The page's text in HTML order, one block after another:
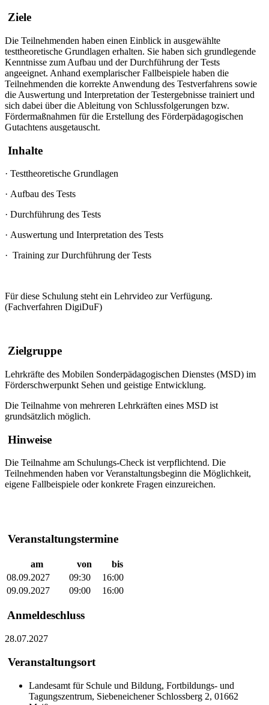
Ziele
Die Teilnehmenden haben einen Einblick in ausgewählte
testtheoretische Grundlagen erhalten. Sie haben sich grundlegende
Kenntnisse zum Aufbau und der Durchführung der Tests
angeeignet. Anhand exemplarischer Fallbeispiele haben die
Teilnehmenden die korrekte Anwendung des Testverfahrens sowie
die Auswertung und Interpretation der Testergebnisse trainiert und
sich dabei über die Ableitung von Schlussfolgerungen bzw.
Fördermaßnahmen für die Erstellung des Förderpädagogischen
Gutachtens ausgetauscht.
Inhalte
· Testtheoretische Grundlagen
· Aufbau des Tests
· Durchführung des Tests
· Auswertung und Interpretation des Tests
· Training zur Durchführung der Tests
Für diese Schulung steht ein Lehrvideo zur Verfügung.
(Fachverfahren DigiDuF)
Zielgruppe
Lehrkräfte des Mobilen Sonderpädagogischen Dienstes (MSD) im
Förderschwerpunkt Sehen und geistige Entwicklung.
Die Teilnahme von mehreren Lehrkräften eines MSD ist
grundsätzlich möglich.
Hinweise
Die Teilnahme am Schulungs-Check ist verpflichtend. Die
Teilnehmenden haben vor Veranstaltungsbeginn die Möglichkeit,
eigene Fallbeispiele oder konkrete Fragen einzureichen.
Veranstaltungstermine
am von
bis
08.09.2027
09:30
16:00
09.09.2027
09:00 16:00
Anmeldeschluss
28.07.2027
Veranstaltungsort
Landesamt für Schule und Bildung, Fortbildungs- und
Tagungszentrum, Siebeneichener Schlossberg 2, 01662